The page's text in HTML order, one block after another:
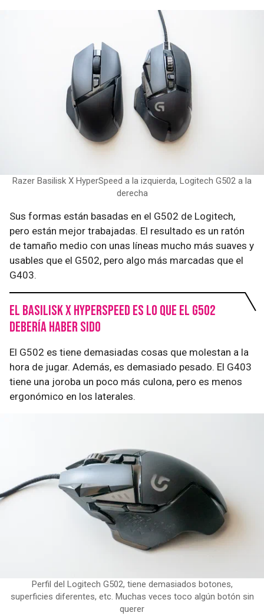
Razer Basilisk X HyperSpeed a la izquierda, Logitech G502 a la
derecha
Sus formas están basadas en el G502 de Logitech,
pero están mejor trabajadas. El resultado es un ratón
de tamaño medio con unas líneas mucho más suaves y
usables que el G502, pero algo más marcadas que el
G403.
El Basilisk X HyperSpeed es lo que el G502
debería haber sido
El G502 es tiene demasiadas cosas que molestan a la
hora de jugar. Además, es demasiado pesado. El G403
tiene una joroba un poco más culona, pero es menos
ergonómico en los laterales.
Perfil del Logitech G502, tiene demasiados botones,
superficies diferentes, etc. Muchas veces toco algún botón sin
querer